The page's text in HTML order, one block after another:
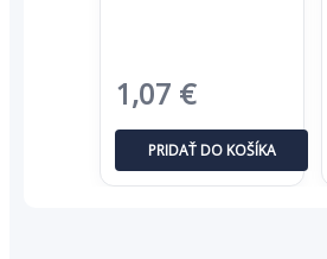
Pôvodná
cena
bola:
1,07 €Aktuálna
cena
je:
PRIDAŤ DO KOŠÍKA